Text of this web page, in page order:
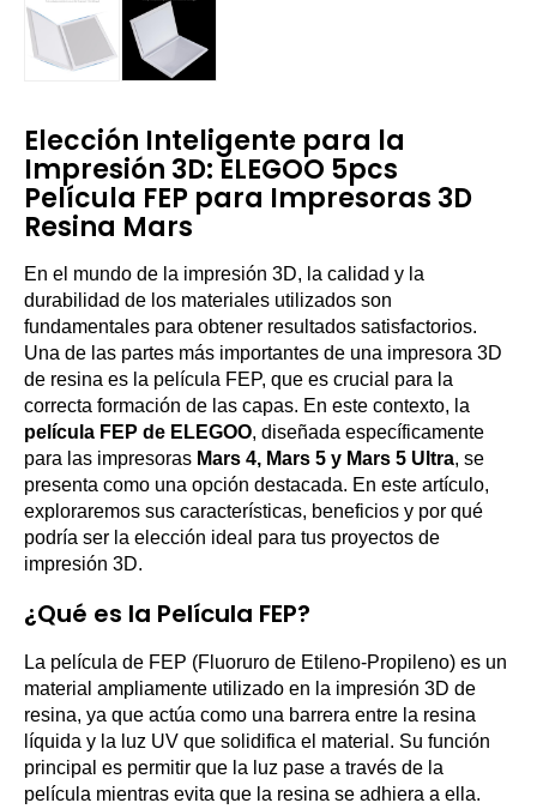
Elección Inteligente para la
Impresión 3D: ELEGOO 5pcs
Película FEP para Impresoras 3D
Resina Mars
En el mundo de la impresión 3D, la calidad y la
durabilidad de los materiales utilizados son
fundamentales para obtener resultados satisfactorios.
Una de las partes más importantes de una impresora 3D
de resina es la película FEP, que es crucial para la
correcta formación de las capas. En este contexto, la
película FEP de ELEGOO, diseñada específicamente
para las impresoras Mars 4, Mars 5 y Mars 5 Ultra, se
presenta como una opción destacada. En este artículo,
exploraremos sus características, beneficios y por qué
podría ser la elección ideal para tus proyectos de
impresión 3D.
¿Qué es la Película FEP?
La película de FEP (Fluoruro de Etileno-Propileno) es un
material ampliamente utilizado en la impresión 3D de
resina, ya que actúa como una barrera entre la resina
líquida y la luz UV que solidifica el material. Su función
principal es permitir que la luz pase a través de la
película mientras evita que la resina se adhiera a ella.